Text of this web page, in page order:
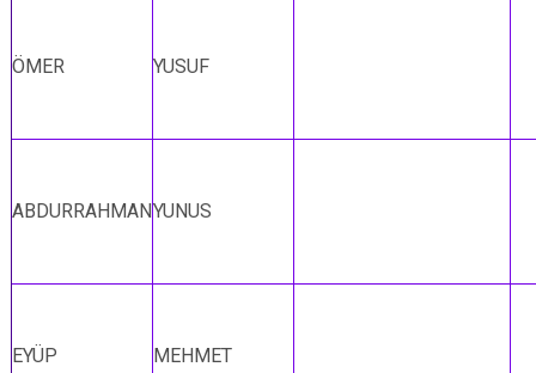
ÖMER YUSUF
ABDURRAHMANYUNUS
EYÜP MEHMET